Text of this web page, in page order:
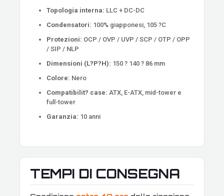
Topologia interna: LLC + DC-DC
Condensatori: 100% giapponesi, 105 ?C
Protezioni: OCP / OVP / UVP / SCP / OTP / OPP
/ SIP / NLP
Dimensioni (L?P?H): 150 ? 140 ? 86 mm
Colore: Nero
Compatibilit? case: ATX, E-ATX, mid-tower e
full-tower
Garanzia: 10 anni
TEMPI DI CONSEGNA